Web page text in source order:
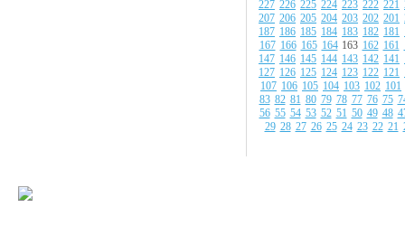
227 226 225 224 223 222 221
207 206 205 204 203 202 201
187 186 185 184 183 182 181
167 166 165 164 163 162 161
147 146 145 144 143 142 141
127 126 125 124 123 122 121
107 106 105 104 103 102 101
83 82 81 80 79 78 77 76 75
56 55 54 53 52 51 50 49 48
29 28 27 26 25 24 23 22 21